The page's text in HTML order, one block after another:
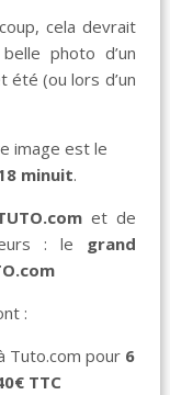
cela devrait
photo d’un
été (ou lors d’un
image est le
minuit.
et de
: le grand
:
Tuto.com pour 6
TTC